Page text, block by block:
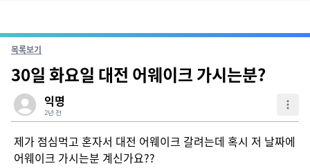
목록보기
30일 화요일 대전 어웨이크 가시는분?
익명
2년 전
제가 점심먹고 혼자서 대전 어웨이크 갈려는데 혹시 저 날짜에
어웨이크 가시는분 계신가요??